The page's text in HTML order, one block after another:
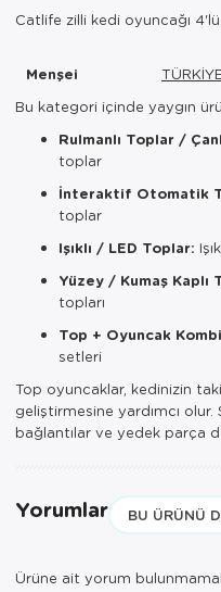
Catlife zilli kedi oyuncağı
Menşei
Bu kategori içinde yaygın
Rulmanlı Toplar /
toplar
İnteraktif Otomatik
toplar
Işıklı / LED Toplar:
Yüzey / Kumaş Kaplı
topları
Top + Oyuncak
setleri
Top oyuncaklar, kedinizin
geliştirmesine yardımcı
bağlantılar ve yedek parça
Yorumlar BU ÜRÜNÜ
Ürüne ait yorum